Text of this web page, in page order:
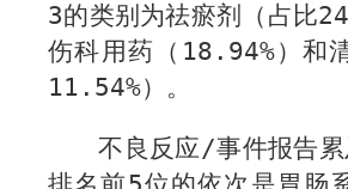
3的类别为祛瘀剂（占比24
伤科用药（ 18.94%）和
11.54%）。
不良反应/事件报告